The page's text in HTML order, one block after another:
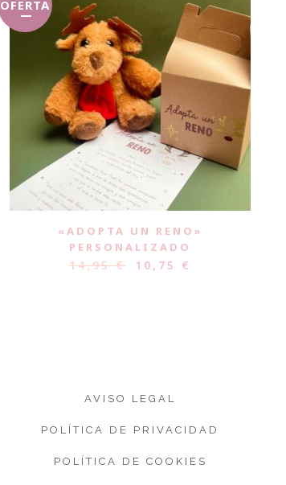
OFERTA
«ADOPTA UN RENO»
PERSONALIZADO
14,95€ 10,75 €
AVISO LEGAL
POLÍTICA DE PRIVACIDAD
POLÍTICA DE COOKIES